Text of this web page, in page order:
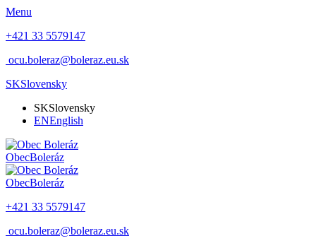
Menu
+421 33 5579147
ocu.boleraz@boleraz.eu.sk
SKSlovensky
SKSlovensky
ENEnglish
ObecBoleráz
ObecBoleráz
+421 33 5579147
ocu.boleraz@boleraz.eu.sk